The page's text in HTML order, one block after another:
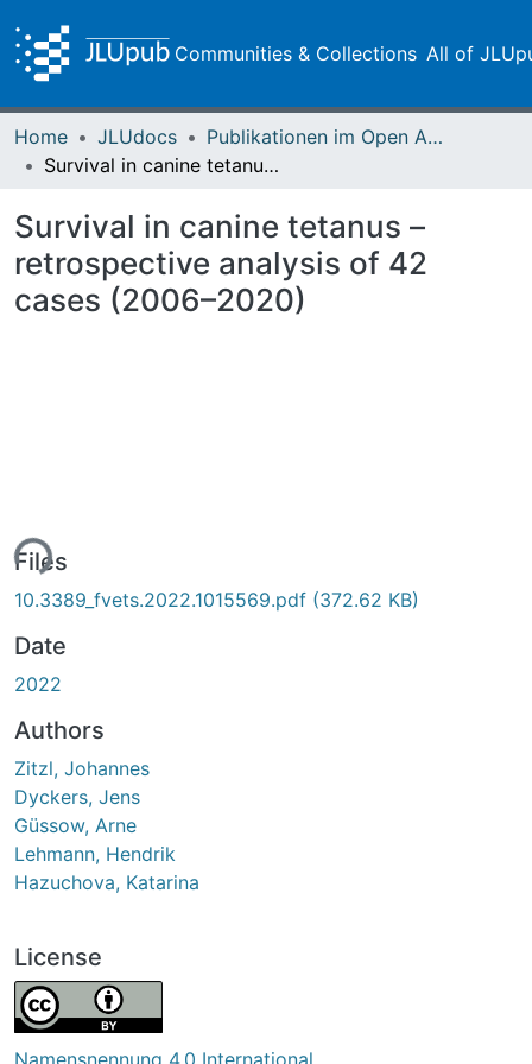
Communities & Collections All of
Home JLUdocs
Publikationen im Open Access gefördert durch die UB
Survival in canine tetanus – retrospective analysis of 42 cases (2006–2020)
Survival in canine tetanus –
retrospective analysis of 42
cases (2006–2020)
Files
10.3389_fvets.2022.1015569.pdf (372.62 KB)
Date
2022
Authors
Zitzl, Johannes
Dyckers, Jens
Güssow, Arne
Lehmann, Hendrik
Hazuchova, Katarina
License
Namensnennung 4.0 International